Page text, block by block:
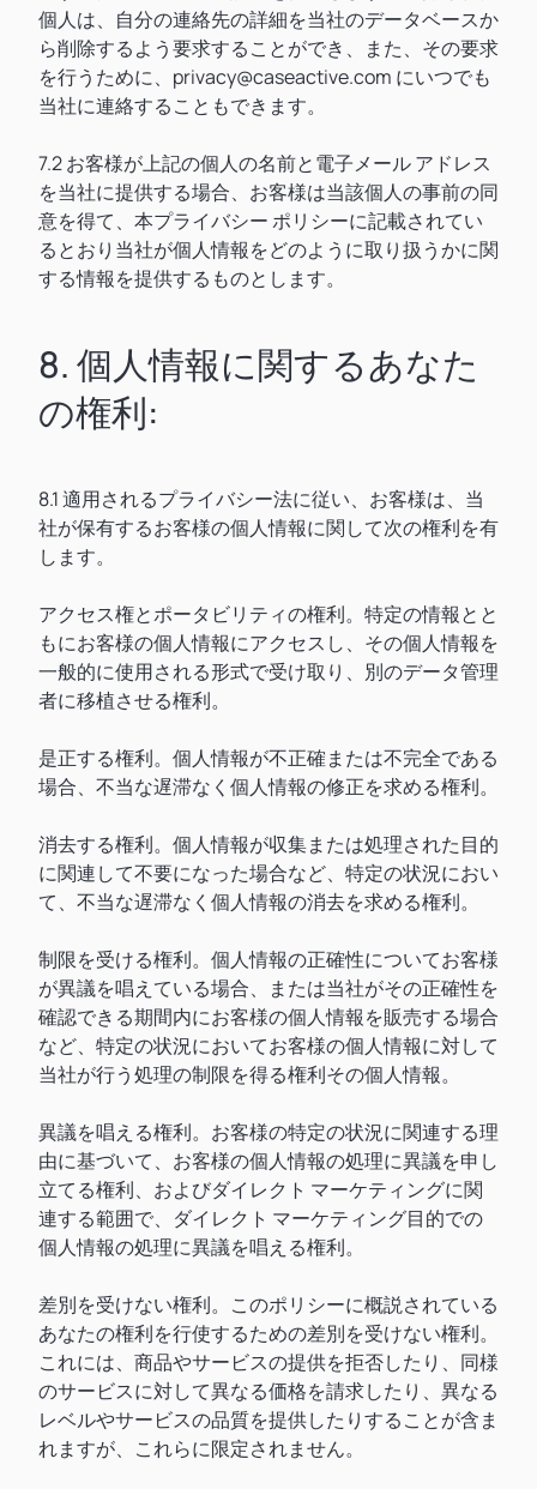
個人は、自分の連絡先の詳細を当社のデータベースか
ら削除するよう要求することができ、また、その要求
を行うために、privacy@caseactive.com にいつでも
当社に連絡することもできます。
7.2 お客様が上記の個人の名前と電子メール アドレス
を当社に提供する場合、お客様は当該個人の事前の同
意を得て、本プライバシー ポリシーに記載されてい
るとおり当社が個人情報をどのように取り扱うかに関
する情報を提供するものとします。
8. 個人情報に関するあなた
の権利:
8.1 適用されるプライバシー法に従い、お客様は、当
社が保有するお客様の個人情報に関して次の権利を有
します。
アクセス権とポータビリティの権利。特定の情報とと
もにお客様の個人情報にアクセスし、その個人情報を
一般的に使用される形式で受け取り、別のデータ管理
者に移植させる権利。
是正する権利。個人情報が不正確または不完全である
場合、不当な遅滞なく個人情報の修正を求める権利。
消去する権利。個人情報が収集または処理された目的
に関連して不要になった場合など、特定の状況におい
て、不当な遅滞なく個人情報の消去を求める権利。
制限を受ける権利。個人情報の正確性についてお客様
が異議を唱えている場合、または当社がその正確性を
確認できる期間内にお客様の個人情報を販売する場合
など、特定の状況においてお客様の個人情報に対して
当社が行う処理の制限を得る権利その個人情報。
異議を唱える権利。お客様の特定の状況に関連する理
由に基づいて、お客様の個人情報の処理に異議を申し
立てる権利、およびダイレクト マーケティングに関
連する範囲で、ダイレクト マーケティング目的での
個人情報の処理に異議を唱える権利。
差別を受けない権利。このポリシーに概説されている
あなたの権利を行使するための差別を受けない権利。
これには、商品やサービスの提供を拒否したり、同様
のサービスに対して異なる価格を請求したり、異なる
レベルやサービスの品質を提供したりすることが含ま
れますが、これらに限定されません。